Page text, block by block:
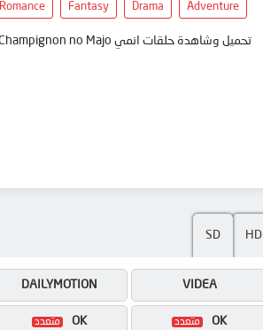
Adventure
Drama
Fantasy
Romance
تحميل وشاهدة حلقات انمي Champignon no Majo مترجم بعدة جودات على موقع انمي دار - animedar
HD
SD
VIDEA
DAILYMOTION
OK
OK